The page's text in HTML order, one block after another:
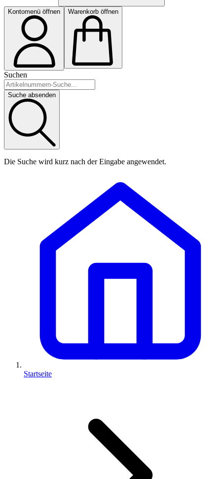
Kontomenü öffnen Warenkorb öffnen
Suchen
Suche absenden
Die Suche wird kurz nach der Eingabe angewendet.
Startseite